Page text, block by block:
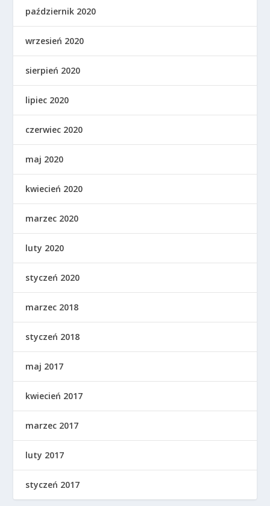
październik 2020
wrzesień 2020
sierpień 2020
lipiec 2020
czerwiec 2020
maj 2020
kwiecień 2020
marzec 2020
luty 2020
styczeń 2020
marzec 2018
styczeń 2018
maj 2017
kwiecień 2017
marzec 2017
luty 2017
styczeń 2017